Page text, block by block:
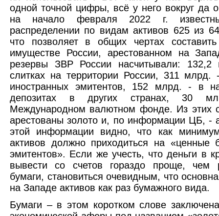
одной точной цифры, всё у него вокруг да
на начало февраля 2022 г.
распределении по видам активов 625 из
что позволяет в общих чертах
имуществе России, арестованном на
резервы ЗВР России насчитывали:
слитках на территории России, 311
иностранных эмитентов, 152 млрд. - в
депозитах в других странах, 30
Международном валютном фонде. Из этих
арестованы золото и, по информации ЦБ,
этой информации видно, что как
активов должно приходиться на «ценные
эмитентов». Если же учесть, что деньги в
вывести со счетов гораздо проще, чем
бумаги, становиться очевидным, что
на Западе активов как раз бумажного вида.
Бумаги – в этом коротком слове